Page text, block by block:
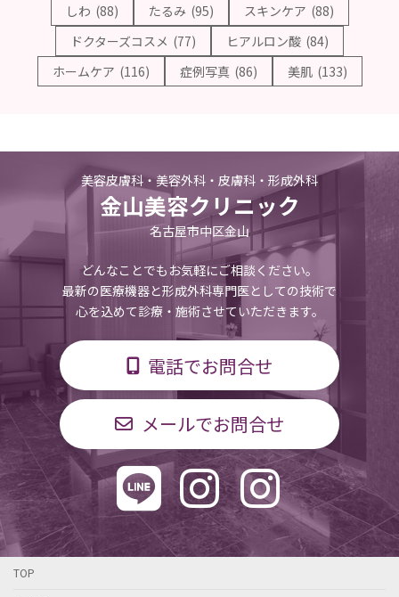
しわ (88) たるみ (95) スキンケア (88)
ドクターズコスメ (77) ヒアルロン酸 (84)
ホームケア (116) 症例写真 (86) 美肌 (133)
美容皮膚科・美容外科・皮膚科・形成外科
金山美容クリニック
名古屋市中区金山
どんなことでもお気軽にご相談ください。
最新の医療機器と形成外科専門医としての技術で
心を込めて診療・施術させていただきます。
電話でお問合せ
メールでお問合せ
TOP